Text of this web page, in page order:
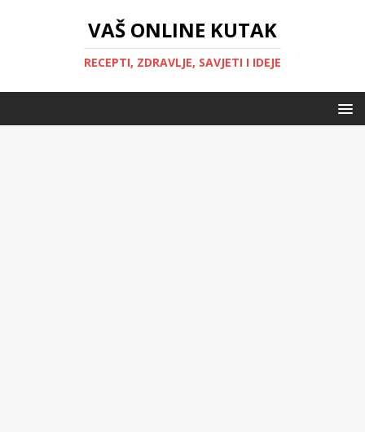
VAŠ ONLINE KUTAK
RECEPTI, ZDRAVLJE, SAVJETI I IDEJE